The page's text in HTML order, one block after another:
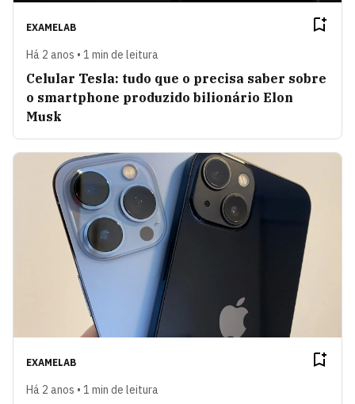
EXAMELAB
Há 2 anos • 1 min de leitura
Celular Tesla: tudo que o precisa saber sobre
o smartphone produzido bilionário Elon
Musk
EXAMELAB
Há 2 anos • 1 min de leitura